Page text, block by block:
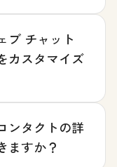
ブ チャット
カスタマイズ
ンタクトの詳
ますか？